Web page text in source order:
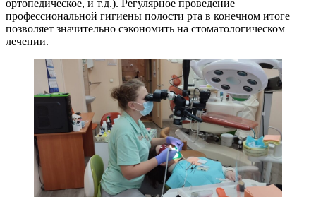
ортопедическое, и т.д.). Регулярное проведение
профессиональной гигиены полости рта в конечном итоге
позволяет значительно сэкономить на стоматологическом
лечении.